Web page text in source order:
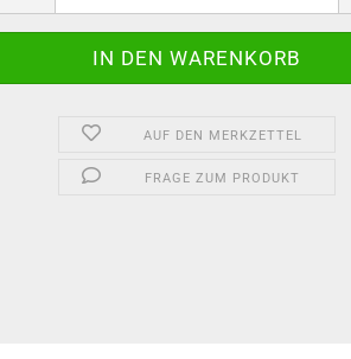
AUF DEN MERKZETTEL
FRAGE ZUM PRODUKT